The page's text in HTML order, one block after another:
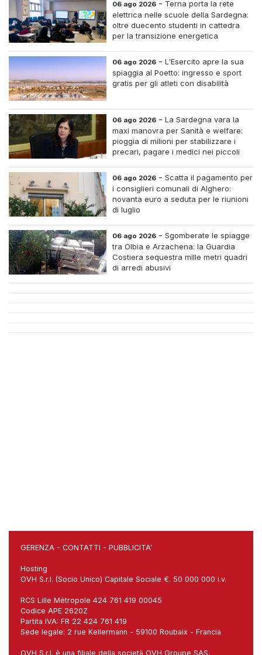
06 ago 2026 - Terna porta la rete
elettrica nelle scuole della Sardegna:
oltre duecento studenti in cattedra
per la transizione energetica
06 ago 2026 -L'Esercito apre la sua
spiaggia al Poetto: ingresso e sport
gratis per gli atleti con disabilità
06 ago 2026 -La Sardegna vara la
maxi manovra per Sanità e welfare:
pioggia di milioni per stabilizzare i
precari, pagare i medici nei piccoli
06 ago 2026 -Scatta il pagamento per
i consiglieri comunali di Alghero:
novanta euro a seduta per le riunioni
di luglio
06 ago 2026 -Sgomberate le spiagge
tra Olbia e Arzachena: la Guardia
Costiera sequestra mille metri quadri
di arredi abusivi
GERENZA - CONTATTI - PUBBLICITA'
Hosting
OVH S.r.l. (Socio Unico) Capitale Sociale €. 50 000 000 i.v.
RCS Lille Mètropole 424 761 419 00045
Codice APE 2620Z
Partita IVA: FR 22 424 761 419
Sede legale: 2 rue Kellermann - 59100 Roubaix - Francia
OVH S.r.l. è una filiale della società OVH Groupe SAS,